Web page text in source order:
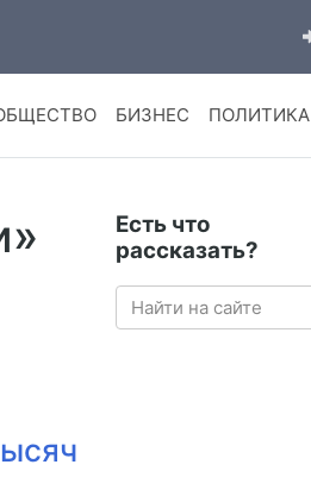
БИЗНЕС ПОЛИТИКА
Есть что
рассказать?